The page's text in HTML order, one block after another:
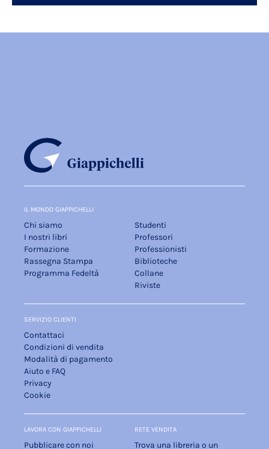
IL MONDO GIAPPICHELLI
Chi siamo
I nostri libri
Formazione
Rassegna Stampa
Programma Fedeltà
Studenti
Professori
Professionisti
Biblioteche
Collane
Riviste
SERVIZIO CLIENTI
Contattaci
Condizioni di vendita
Modalità di pagamento
Aiuto e FAQ
Privacy
Cookie
LAVORA CON GIAPPICHELLI
Pubblicare con noi
RETE VENDITA
Trova una libreria o un